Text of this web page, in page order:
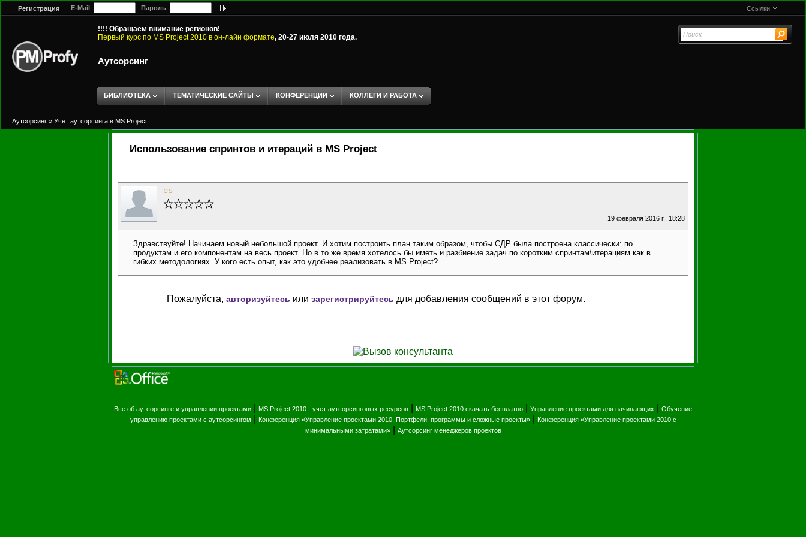
Регистрация E-Mail Пароль Ссылки
!!!! Обращаем внимание регионов!
Первый курс по MS Project 2010 в он-лайн формате, 20-27 июля 2010 года.
Аутсорсинг
БИБЛИОТЕКА ТЕМАТИЧЕСКИЕ САЙТЫ КОНФЕРЕНЦИИ КОЛЛЕГИ И РАБОТА
Аутсорсинг » Учет аутсорсинга в MS Project
Использование спринтов и итераций в MS Project
es
19 февраля 2016 г., 18:28
Здравствуйте! Начинаем новый небольшой проект. И хотим построить план таким образом, чтобы СДР была построена классически: по
продуктам и его компонентам на весь проект. Но в то же время хотелось бы иметь и разбиение задач по коротким спринтам\итерациям как в
гибких методологиях. У кого есть опыт, как это удобнее реализовать в MS Project?
Пожалуйста, авторизуйтесь или зарегистрируйтесь для добавления сообщений в этот форум.
Все об аутсорсинге и управлении проектами MS Project 2010 - учет аутсорсинговых ресурсов MS Project 2010 скачать бесплатно Управление проектами для начинающих
Обучение
управлению проектами с аутсорсингом
Конференция «Управление проектами 2010. Портфели, программы и сложные проекты»|
Конференция «Управление проектами 2010 с
минимальными затратами»| Аутсорсинг менеджеров проектов